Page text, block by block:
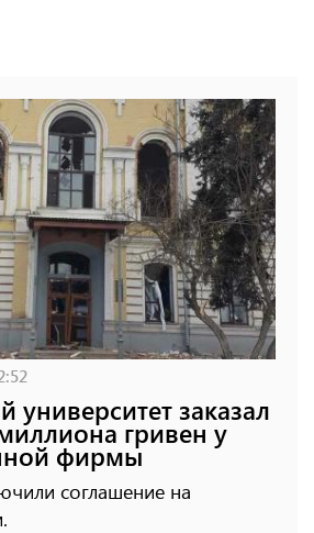
университет заказал
гривен у
фирмы
соглашение на